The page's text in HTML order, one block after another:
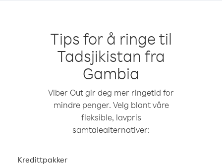
Tips for å ringe til
Tadsjikistan fra
Gambia
Viber Out gir deg mer ringetid for
mindre penger. Velg blant våre
fleksible, lavpris
samtalealternativer:
Kredittpakker